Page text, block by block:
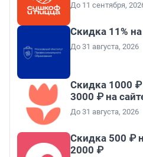
До 11 сентября,
Скидка 11%
До 31 августа, 2026
Скидка 1000
3000 ₽ на
До 31 августа, 2026
Скидка 500 ₽
2000 ₽